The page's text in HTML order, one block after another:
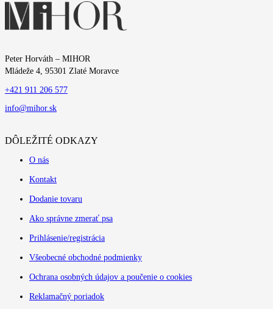
Peter Horváth – MIHOR
Mládeže 4, 95301 Zlaté Moravce
+421 911 206 577
info@mihor.sk
DÔLEŽITÉ ODKAZY
O nás
Kontakt
Dodanie tovaru
Ako správne zmerať psa
Prihlásenie/registrácia
Všeobecné obchodné podmienky
Ochrana osobných údajov a poučenie o cookies
Reklamačný poriadok